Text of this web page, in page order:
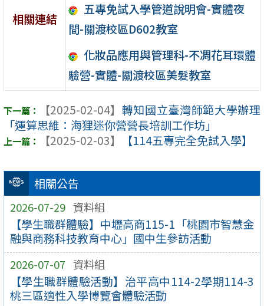
相關公告
2026-07-29 資料組
【學生職群體驗】中壢高商115-1「桃園市智慧金
融與商務科技教育中心」國中生參訪活動
2026-07-07 資料組
【學生職群體驗活動】治平高中114-2學期114-3
桃三區適性入學博覽會體驗活動
相關連結
五專免試入學管道說明會-實體夜
間-關渡校區D602教室
化妝品應用與管理科-不凋花耳環體
驗營-實體-關渡校區美髮教室
【2025-02-04】 轉知國立臺灣師範大學辦理
「運算思維：海狸迷你營營長培訓工作坊」
【2025-02-03】
【114五專完全免試入學】